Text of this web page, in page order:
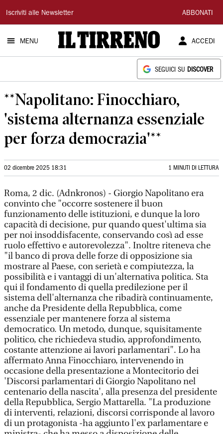
Il
Tirreno
Iscriviti alle Newsletter ABBONATI
MENU ACCEDI
SEGUICI SU DISCOVER
**Napolitano: Finocchiaro,
'sistema alternanza essenziale
per forza democrazia'**
02 dicembre 2025 18:31 1 MINUTI DI LETTURA
Roma, 2 dic. (Adnkronos) - Giorgio Napolitano era
convinto che "occorre sostenere il buon
funzionamento delle istituzioni, e dunque la loro
capacità di decisione, pur quando quest'ultima sia
per noi insoddisfacente, conservando così ad esse
ruolo effettivo e autorevolezza". Inoltre riteneva che
"il banco di prova delle forze di opposizione sia
mostrare al Paese, con serietà e compiutezza, la
possibilità e i vantaggi di un'alternativa politica. Sta
qui il fondamento di quella predilezione per il
sistema dell'alternanza che ribadirà continuamente,
anche da Presidente della Repubblica, come
essenziale per mantenere forza al sistema
democratico. Un metodo, dunque, squisitamente
politico, che richiedeva studio, approfondimento,
costante attenzione ai lavori parlamentari". Lo ha
affermato Anna Finocchiaro, intervenendo in
occasione della presentazione a Montecitorio dei
'Discorsi parlamentari di Giorgio Napolitano nel
centenario della nascita', alla presenza del presidente
della Repubblica, Sergio Mattarella. "La produzione
di interventi, relazioni, discorsi corrisponde al lavoro
di un protagonista -ha aggiunto l'ex parlamentare e